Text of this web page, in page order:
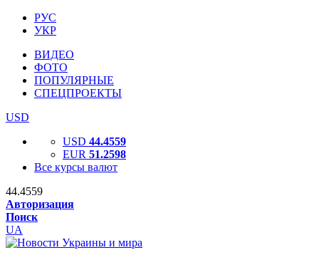
РУС
УКР
ВИДЕО
ФОТО
ПОПУЛЯРНЫЕ
СПЕЦПРОЕКТЫ
USD
USD 44.4559
EUR 51.2598
Все курсы валют
44.4559
Авторизация
Поиск
UA